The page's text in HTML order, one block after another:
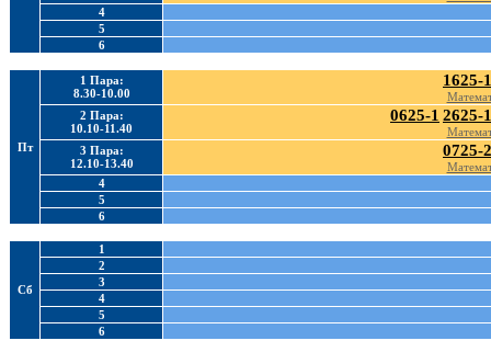
4
5
6
Пт
1 Пара:
8.30-10.00
1625-1
2 Пара:
10.10-11.40
0625-1 2625-1
3 Пара:
12.10-13.40
0725-2
4
5
6
Сб
1
2
3
4
5
6